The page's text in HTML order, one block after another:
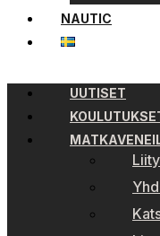
NAUTIC
UUTISET